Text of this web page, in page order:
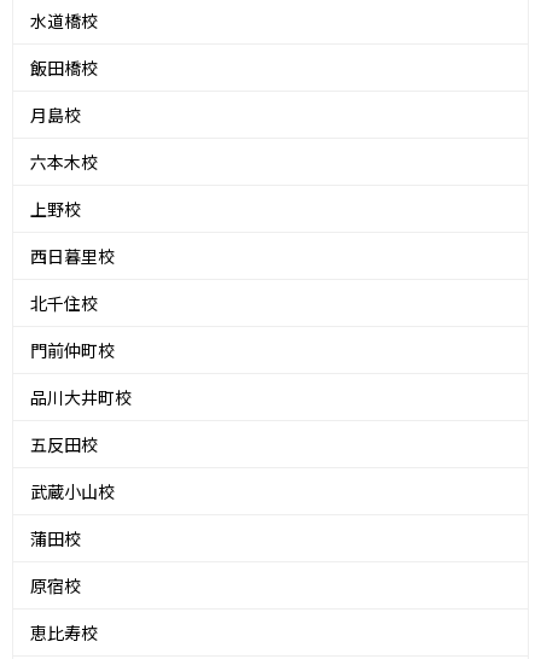
水道橋校
飯田橋校
月島校
六本木校
上野校
西日暮里校
北千住校
門前仲町校
品川大井町校
五反田校
武蔵小山校
蒲田校
原宿校
恵比寿校